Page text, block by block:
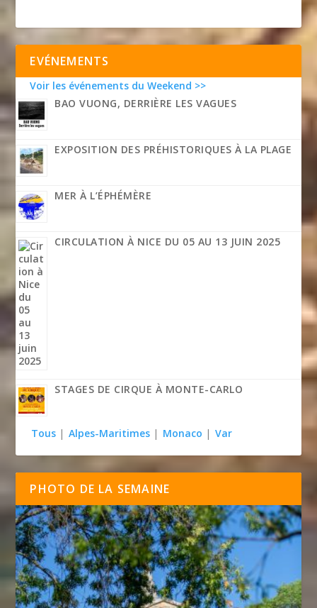
EVÉNEMENTS
Voir les événements du Weekend >>
BAO VUONG, DERRIÈRE LES VAGUES
EXPOSITION DES PRÉHISTORIQUES À LA PLAGE
MER À L’ÉPHÉMÈRE
CIRCULATION À NICE DU 05 AU 13 JUIN 2025
STAGES DE CIRQUE À MONTE-CARLO
Tous | Alpes-Maritimes | Monaco | Var
PHOTO DE LA SEMAINE